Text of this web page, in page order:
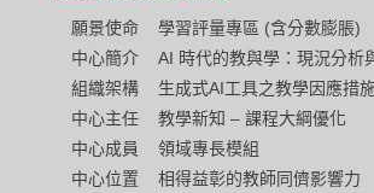
願景使命
中心簡介
組織架構
中心主任
中心成員
中心位置
學習評量專區 (含分數膨脹)
AI 時代的教與學：現況分析
生成式AI工具之教學因應措
教學新知 – 課程大綱優化
領域專長模組
相得益彰的教師同儕影響力